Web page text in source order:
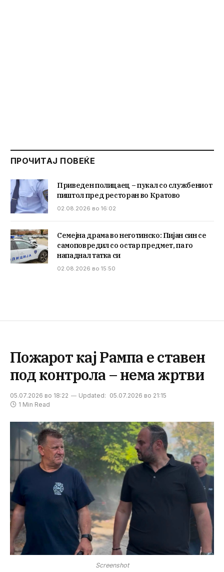
ПРОЧИТАЈ ПОВЕЌЕ
Приведен полицаец – пукал со службениот
пиштол пред ресторан во Кратово
02.08.2026 во 16:02
Семејна драма во неготинско: Пијан син се
самоповредил со остар предмет, па го
нападнал татка си
02.08.2026 во 15:50
Пожарот кај Рампа е ставен
под контрола – нема жртви
05.07.2026 во 18:22 Updated: 05.07.2026 во 21:15
1 Min Read
Screenshot